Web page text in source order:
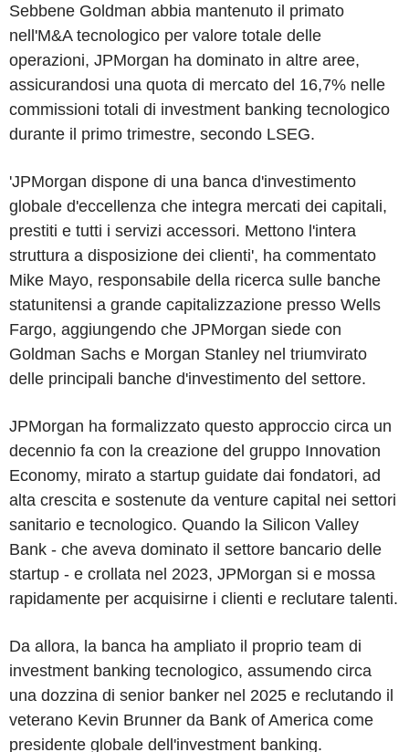
Sebbene Goldman abbia mantenuto il primato
nell'M&A tecnologico per valore totale delle
operazioni, JPMorgan ha dominato in altre aree,
assicurandosi una quota di mercato del 16,7% nelle
commissioni totali di investment banking tecnologico
durante il primo trimestre, secondo LSEG.
'JPMorgan dispone di una banca d'investimento
globale d'eccellenza che integra mercati dei capitali,
prestiti e tutti i servizi accessori. Mettono l'intera
struttura a disposizione dei clienti', ha commentato
Mike Mayo, responsabile della ricerca sulle banche
statunitensi a grande capitalizzazione presso Wells
Fargo, aggiungendo che JPMorgan siede con
Goldman Sachs e Morgan Stanley nel triumvirato
delle principali banche d'investimento del settore.
JPMorgan ha formalizzato questo approccio circa un
decennio fa con la creazione del gruppo Innovation
Economy, mirato a startup guidate dai fondatori, ad
alta crescita e sostenute da venture capital nei settori
sanitario e tecnologico. Quando la Silicon Valley
Bank - che aveva dominato il settore bancario delle
startup - e crollata nel 2023, JPMorgan si e mossa
rapidamente per acquisirne i clienti e reclutare talenti.
Da allora, la banca ha ampliato il proprio team di
investment banking tecnologico, assumendo circa
una dozzina di senior banker nel 2025 e reclutando il
veterano Kevin Brunner da Bank of America come
presidente globale dell'investment banking.